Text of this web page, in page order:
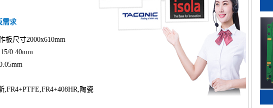
需求
板尺寸2000x610mm
0.40mm
,FR4+PTFE,FR4+408HR,陶瓷